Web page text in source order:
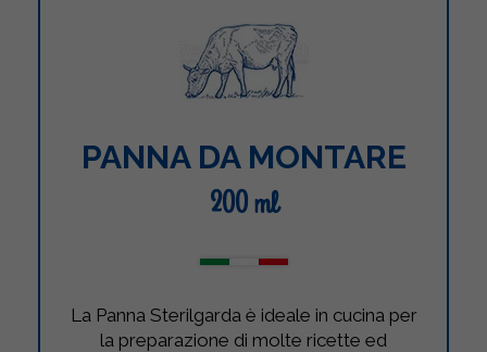
PANNA DA MONTARE
200 ml
La Panna Sterilgarda è ideale in cucina per
la preparazione di molte ricette ed